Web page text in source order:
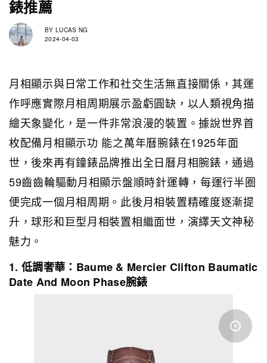
錶推薦
BY LUCAS NG
2024-04-03
月相顯示與日常工作和社交生活無直接關係，其運
作呼應實際月相周期展示盈虧圓缺，以人類視角描
繪天象變化，是一件非常浪漫的裝置。據說世界首
枚配備月相顯示功 能之萬年曆腕錶在1925年面
世，後來再有鐘錶品牌推出全日曆月相腕錶，通過
59齒齒輪驅動月相顯示盤順時針運轉，每運行半圈
便完成一個月相周期。此後月相裝置精確度逐漸提
升，球形和巨型月相裝置相繼面世，演繹天文神秘
魅力。
1. 低調奢華：Baume & Mercier Clifton Baumatic
Date And Moon Phase腕錶